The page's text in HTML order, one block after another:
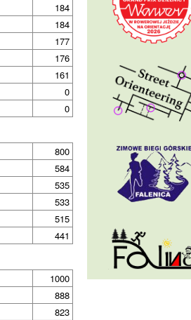
184
184
177
176
161
0
0
800
584
535
533
515
441
1000
888
823